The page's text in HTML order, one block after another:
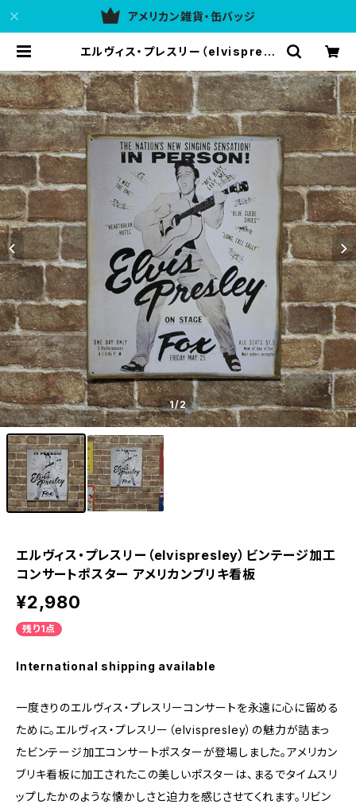
アメリカン雑貨・缶バッジ
エルヴィス・プレスリー（elvispresl
ター アメリカンブリキ看板 | アメリカ
ン雑貨 437ULG
1/2
エルヴィス・プレスリー（elvispresley）ビンテージ加工
コンサートポスター アメリカンブリキ看板
¥2,980
残り1点
International shipping available
一度きりのエルヴィス・プレスリーコンサートを永遠に心に留める
ために。エルヴィス・プレスリー（elvispresley）の魅力が詰まっ
たビンテージ加工コンサートポスターが登場しました。アメリカン
ブリキ看板に加工されたこの美しいポスターは、まるでタイムスリ
ップしたかのような懐かしさと迫力を感じさせてくれます。リビン